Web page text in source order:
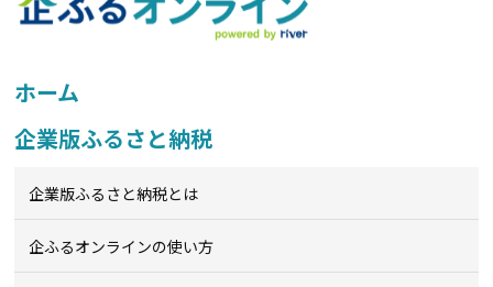
ホーム
企業版ふるさと納税
企業版ふるさと納税とは
企ふるオンラインの使い方